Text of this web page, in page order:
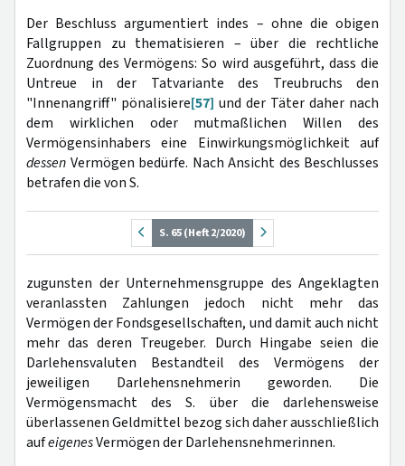
Der Beschluss argumentiert indes – ohne die obigen
Fallgruppen zu thematisieren – über die rechtliche
Zuordnung des Vermögens: So wird ausgeführt, dass die
Untreue in der Tatvariante des Treubruchs den
"Innenangriff" pönalisiere[57] und der Täter daher nach
dem wirklichen oder mutmaßlichen Willen des
Vermögensinhabers eine Einwirkungsmöglichkeit auf
dessen Vermögen bedürfe. Nach Ansicht des Beschlusses
betrafen die von S.
S. 65 (Heft 2/2020)
zugunsten der Unternehmensgruppe des Angeklagten
veranlassten Zahlungen jedoch nicht mehr das
Vermögen der Fondsgesellschaften, und damit auch nicht
mehr das deren Treugeber. Durch Hingabe seien die
Darlehensvaluten Bestandteil des Vermögens der
jeweiligen Darlehensnehmerin geworden. Die
Vermögensmacht des S. über die darlehensweise
überlassenen Geldmittel bezog sich daher ausschließlich
aufeigenesVermögen der Darlehensnehmerinnen.